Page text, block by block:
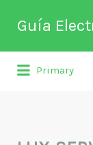
Guía
Directorio
Buscar
por:
Primary
por: